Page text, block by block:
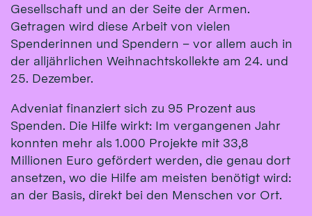
Gesellschaft und an der Seite der Armen.
Getragen wird diese Arbeit von vielen
Spenderinnen und Spendern – vor allem auch in
der alljährlichen Weihnachtskollekte am 24. und
25. Dezember.
Adveniat finanziert sich zu 95 Prozent aus
Spenden. Die Hilfe wirkt: Im vergangenen Jahr
konnten mehr als 1.000 Projekte mit 33,8
Millionen Euro gefördert werden, die genau dort
ansetzen, wo die Hilfe am meisten benötigt wird:
an der Basis, direkt bei den Menschen vor Ort.